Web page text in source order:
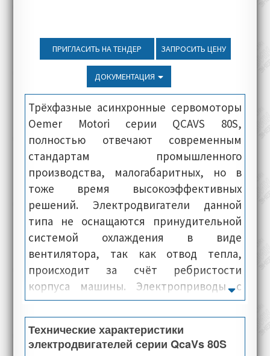
ПРИГЛАСИТЬ НА ТЕНДЕР ЗАПРОСИТЬ ЦЕНУ
ДОКУМЕНТАЦИЯ
Трёхфазные асинхронные сервомоторы
Oemer Motori серии QCAVS 80S,
полностью отвечают современным
стандартам промышленного
производства, малогабаритных, но в
тоже время высокоэффективных
решений. Электродвигатели данной
типа не оснащаются принудительной
системой охлаждения в виде
вентилятора, так как отвод тепла,
происходит за счёт ребристости
корпуса машины. Электроприводы с
габаритом 80 мм, вместо штатной
вентиляции, комплектуются
вентиляционными воздуховодами,
через которые проходит холодный
Технические характеристики
электродвигателей серии QcaVs 80S